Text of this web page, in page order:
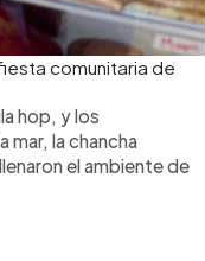
comunitaria de
hop, y los
mar, la chancha
el ambiente de